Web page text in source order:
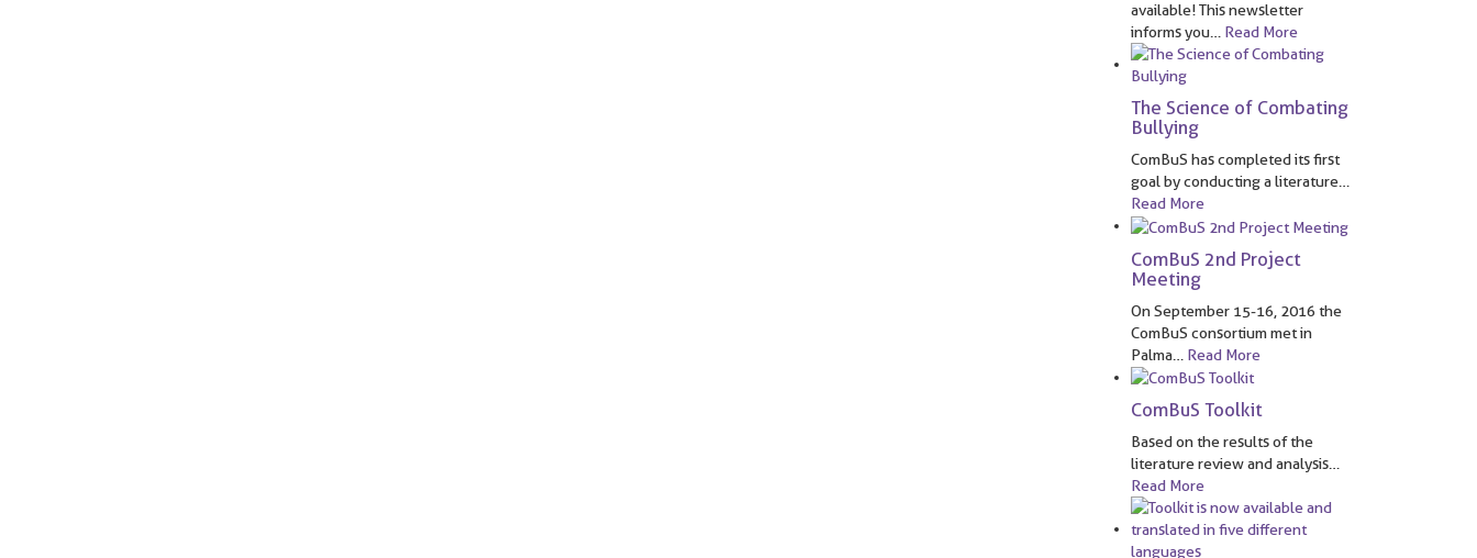
available! This newsletter
informs you… Read More
The Science of Combating
Bullying
ComBuS has completed its first
goal by conducting a literature…
Read More
ComBuS 2nd Project
Meeting
On September 15-16, 2016 the
ComBuS consortium met in
Palma… Read More
ComBuS Toolkit
Based on the results of the
literature review and analysis…
Read More